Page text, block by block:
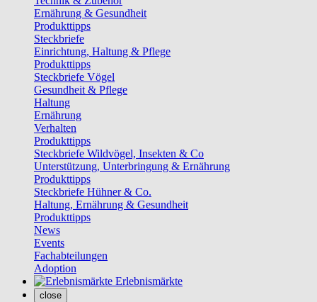
Ernährung & Gesundheit
Produkttipps
Steckbriefe
Einrichtung, Haltung & Pflege
Produkttipps
Steckbriefe Vögel
Gesundheit & Pflege
Haltung
Ernährung
Verhalten
Produkttipps
Steckbriefe Wildvögel, Insekten & Co
Unterstützung, Unterbringung & Ernährung
Produkttipps
Steckbriefe Hühner & Co.
Haltung, Ernährung & Gesundheit
Produkttipps
News
Events
Fachabteilungen
Adoption
Erlebnismärkte
close